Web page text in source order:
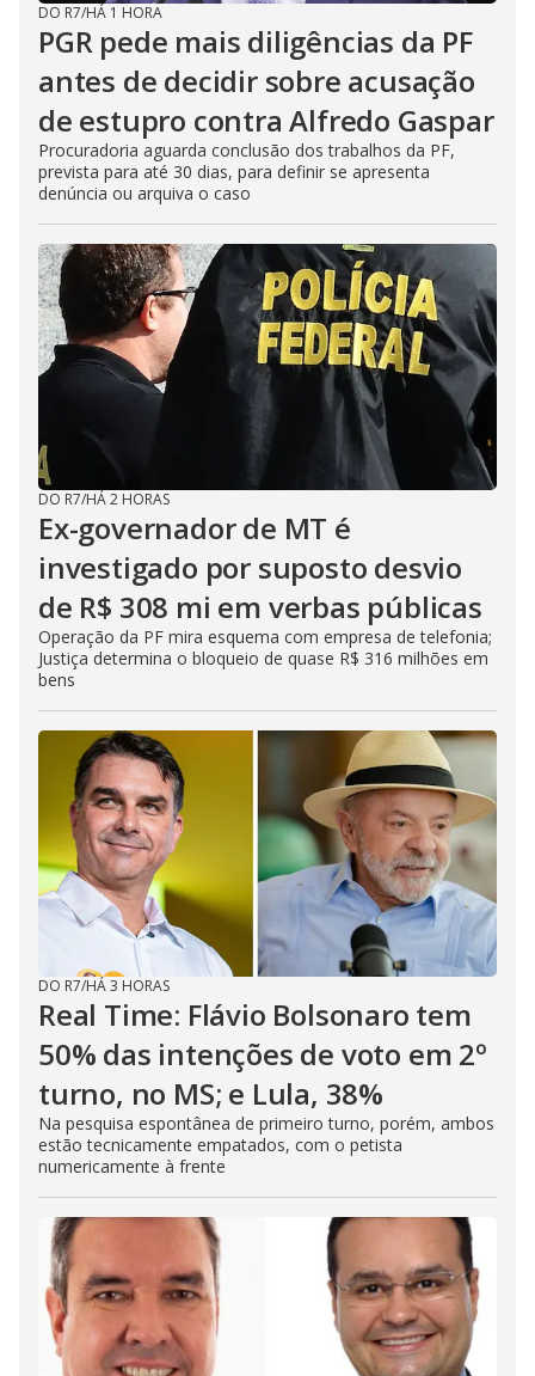
DO R7/HÁ 1 HORA
PGR pede mais diligências da PF
antes de decidir sobre acusação
de estupro contra Alfredo Gaspar
Procuradoria aguarda conclusão dos trabalhos da PF,
prevista para até 30 dias, para definir se apresenta
denúncia ou arquiva o caso
DO R7/HÁ 2 HORAS
Ex-governador de MT é
investigado por suposto desvio
de R$ 308 mi em verbas públicas
Operação da PF mira esquema com empresa de telefonia;
Justiça determina o bloqueio de quase R$ 316 milhões em
bens
DO R7/HÁ 3 HORAS
Real Time: Flávio Bolsonaro tem
50% das intenções de voto em 2º
turno, no MS; e Lula, 38%
Na pesquisa espontânea de primeiro turno, porém, ambos
estão tecnicamente empatados, com o petista
numericamente à frente